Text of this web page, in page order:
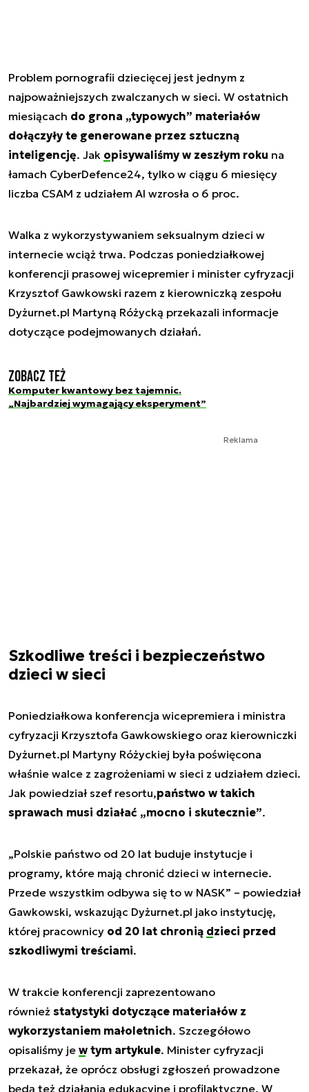
Problem pornografii dziecięcej jest jednym z
najpoważniejszych zwalczanych w sieci. W ostatnich
miesiącach do grona „typowych” materiałów
dołączyły te generowane przez sztuczną
inteligencję. Jak opisywaliśmy w zeszłym roku na
łamach CyberDefence24, tylko w ciągu 6 miesięcy
liczba CSAM z udziałem AI wzrosła o 6 proc.
Walka z wykorzystywaniem seksualnym dzieci w
internecie wciąż trwa. Podczas poniedziałkowej
konferencji prasowej wicepremier i minister cyfryzacji
Krzysztof Gawkowski razem z kierowniczką zespołu
Dyżurnet.pl Martyną Różycką przekazali informacje
dotyczące podejmowanych działań.
Zobacz też
Komputer kwantowy bez tajemnic.
„Najbardziej wymagający eksperyment”
Reklama
Szkodliwe treści i bezpieczeństwo
dzieci w sieci
Poniedziałkowa konferencja wicepremiera i ministra
cyfryzacji Krzysztofa Gawkowskiego oraz kierowniczki
Dyżurnet.pl Martyny Różyckiej była poświęcona
właśnie walce z zagrożeniami w sieci z udziałem dzieci.
Jak powiedział szef resortu,państwo w takich
sprawach musi działać „mocno i skutecznie”.
„Polskie państwo od 20 lat buduje instytucje i
programy, które mają chronić dzieci w internecie.
Przede wszystkim odbywa się to w NASK” – powiedział
Gawkowski, wskazując Dyżurnet.pl jako instytucję,
której pracownicy od 20 lat chronią dzieci przed
szkodliwymi treściami.
W trakcie konferencji zaprezentowano
również statystyki dotyczące materiałów z
wykorzystaniem małoletnich. Szczegółowo
opisaliśmy je w tym artykule. Minister cyfryzacji
przekazał, że oprócz obsługi zgłoszeń prowadzone
będą też działania edukacyjne i profilaktyczne. W